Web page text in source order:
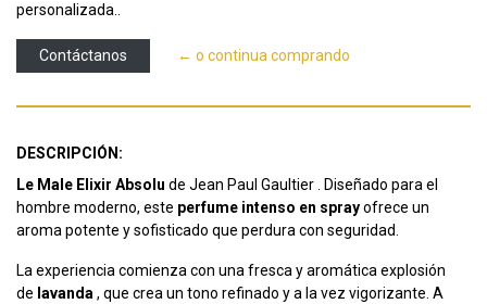
personalizada..
Contáctanos ← o continua comprando
DESCRIPCIÓN:
Le Male Elixir Absolu de Jean Paul Gaultier . Diseñado para el
hombre moderno, este perfume intenso en sprayofrece un
aroma potente y sofisticado que perdura con seguridad.
La experiencia comienza con una fresca y aromática explosión
de lavanda , que crea un tono refinado y a la vez vigorizante. A